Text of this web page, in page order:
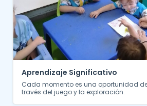
Aprendizaje Significativo
Cada momento es una oportunidad
través del juego y la exploración.